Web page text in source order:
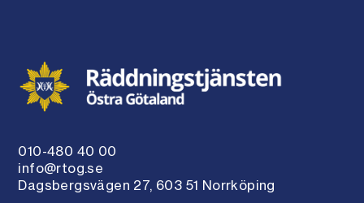
010-480 40 00
info@rtog.se
Dagsbergsvägen 27, 603 51 Norrköping